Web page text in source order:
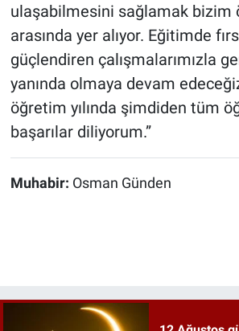
ulaşabilmesini sağlamak bizim
arasında yer alıyor. Eğitimde
güçlendiren çalışmalarımızla
yanında olmaya devam
öğretim yılında şimdiden tüm
başarılar diliyorum.”
Muhabir: Osman Günden